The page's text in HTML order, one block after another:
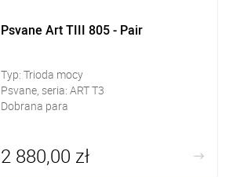
Psvane Art TIII 805 - Pair
Typ: Trioda mocy
Psvane, seria: ART T3
Dobrana para
2 880,00 zł